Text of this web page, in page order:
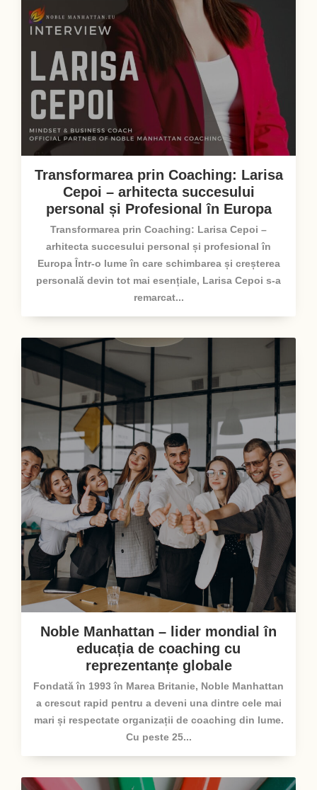
Transformarea prin Coaching: Larisa
Cepoi – arhitecta succesului
personal și Profesional în Europa
Transformarea prin Coaching: Larisa Cepoi –
arhitecta succesului personal și profesional în
Europa Într-o lume în care schimbarea și creșterea
personală devin tot mai esențiale, Larisa Cepoi s-a
remarcat...
Noble Manhattan – lider mondial în
educația de coaching cu
reprezentanțe globale
Fondată în 1993 în Marea Britanie, Noble Manhattan
a crescut rapid pentru a deveni una dintre cele mai
mari și respectate organizații de coaching din lume.
Cu peste 25...